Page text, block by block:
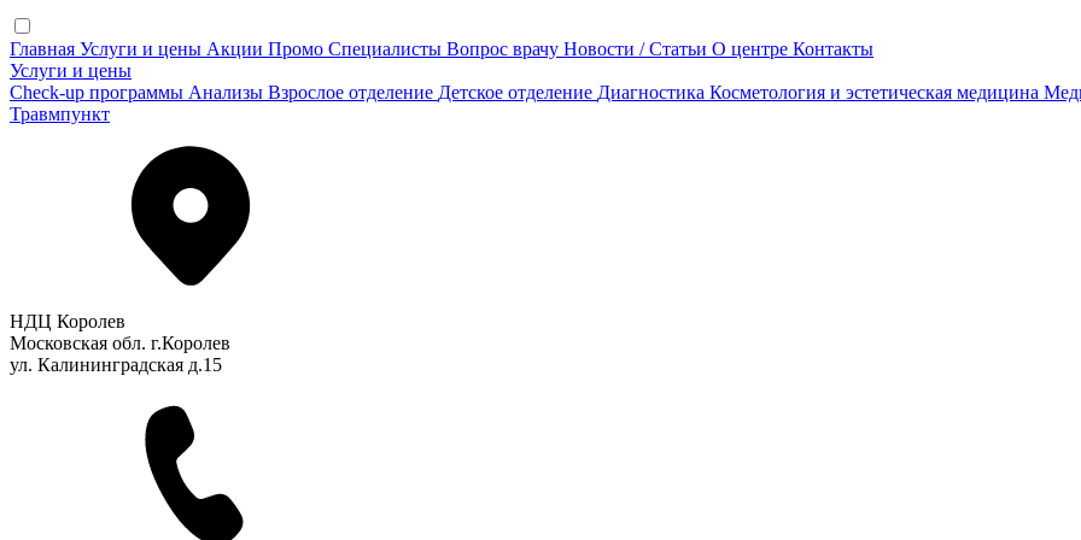
Главная Услуги и цены Акции Промо Специалисты Вопрос врачу Новости / Статьи О центре Контакты
Услуги и цены
Check-up программы Анализы Взрослое отделение Детское отделение Диагностика Косметология и эстетическая медицина
Травмпункт
НДЦ Королев
Московская обл. г.Королев
ул. Калининградская д.15